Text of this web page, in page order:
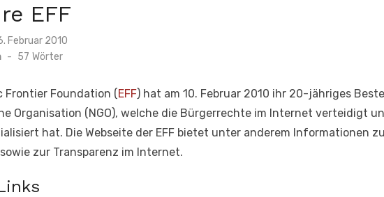
EFF
Februar 2010
- 57 Wörter
Frontier Foundation (EFF) hat am 10. Februar 2010 ihr 20-jähriges
Organisation (NGO), welche die Bürgerrechte im Internet verteidigt
hat. Die Webseite der EFF bietet unter anderem Informationen
zur Transparenz im Internet.